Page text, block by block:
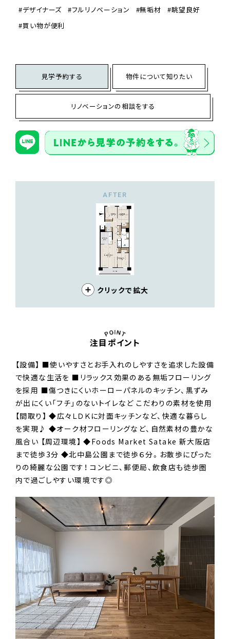
デザイナーズ
フルリノベーション 無垢材
眺望良好
買い物が便利
見学予約する 物件について知りたい
リノベーションの相談をする
AFTER
クリックで拡大
注目ポイント
【設備】 ■使いやすさとお手入れのしやすさを追求した設備
で快適な生活を ■リラックス効果のある無垢フローリング
を採用 ■傷つきにくいホーローパネルのキッチン、黒ずみ
が出にくい「フチ」のないトイレなど こだわりの素材を使用
【間取り】 ◆広々ＬＤＫに対面キッチンなど、快適な暮らし
を実現♪ ◆オーク材フローリングなど、自然素材の豊かな
風合い 【周辺環境】 ◆Foods Market Satake 新大阪店
まで徒歩3分 ◆北中島公園まで徒歩６分。お散歩にぴった
りの綺麗な公園です！ コンビニ、郵便局、飲食店も徒歩圏
内で過ごしやすい環境です◎